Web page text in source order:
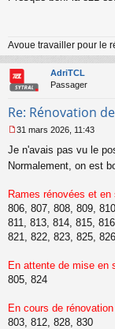
g
e
n
o
n
u
Avoue travailler pour le
AdriTCL
Passager
Re: Rénovation
e
s
g
e
n
o
u
31 mars 2026, 11:43
Je n'avais pas vu le
Normalement, on est
Rames rénovées et en
806, 807, 808, 809, 810
811, 813, 814, 815,
821, 822, 823, 825,
En attente de mise en
805, 824
En cours de rénovation
803, 812, 828, 830